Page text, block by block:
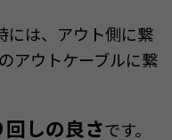
は、アウト側に繋
アウトケーブルに繋
回しの良さです。